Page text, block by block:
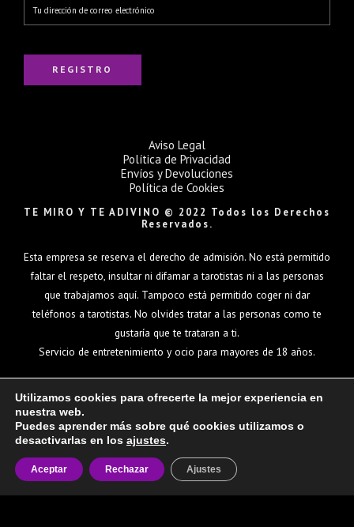
Aviso Legal
Política de Privacidad
Envíos y Devoluciones
Política de Cookies
TE MIRO Y TE ADIVINO © 2022 Todos los Derechos
Reservados.
Esta empresa se reserva el derecho de admisión. No está permitido
faltar el respeto, insultar ni difamar a tarotistas ni a las personas
que trabajamos aquí. Tampoco está permitido coger ni dar
teléfonos a tarotistas. No olvides tratar a las personas como te
gustaría que te trataran a ti.
Servicio de entretenimiento y ocio para mayores de 18 años.
Utilizamos cookies para ofrecerte la mejor experiencia en
nuestra web.
Puedes aprender más sobre qué cookies utilizamos o
desactivarlas en los ajustes.
Aceptar Rechazar Ajustes